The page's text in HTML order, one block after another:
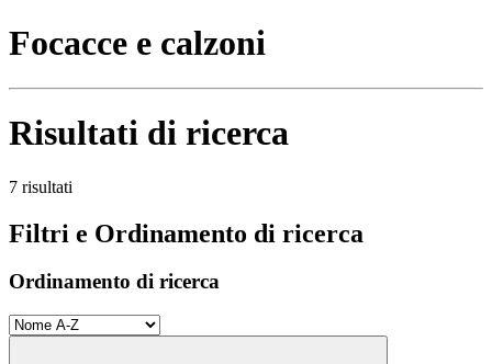
Focacce e calzoni
Risultati di ricerca
7 risultati
Filtri e Ordinamento di ricerca
Ordinamento di ricerca